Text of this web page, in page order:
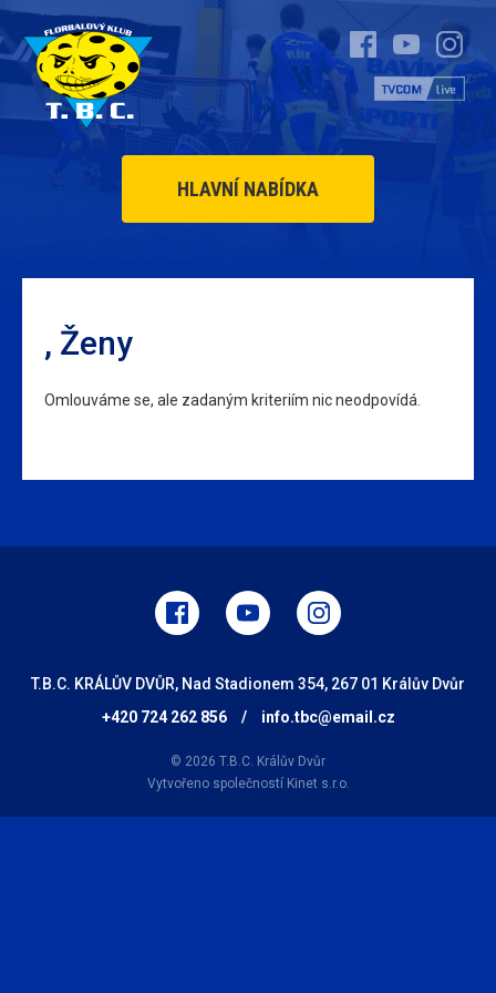
HLAVNÍ NABÍDKA
, Ženy
Omlouváme se, ale zadaným kriteriím nic neodpovídá.
T.B.C. KRÁLŮV DVŮR, Nad Stadionem 354, 267 01 Králův Dvůr
+420 724 262 856
/ info.tbc@email.cz
© 2026 T.B.C. Králův Dvůr
Vytvořeno společností Kinet s.r.o.